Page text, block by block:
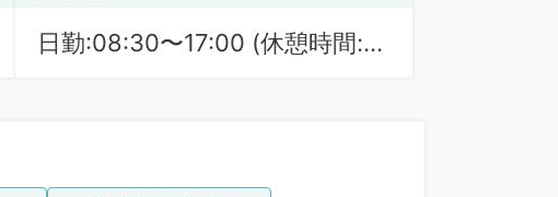
日勤:08:30〜17:00 (休憩時間: